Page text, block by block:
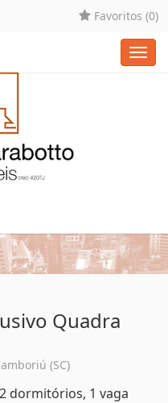
Favoritos (0)
Quadra
(SC)
dormitórios, 1 vaga